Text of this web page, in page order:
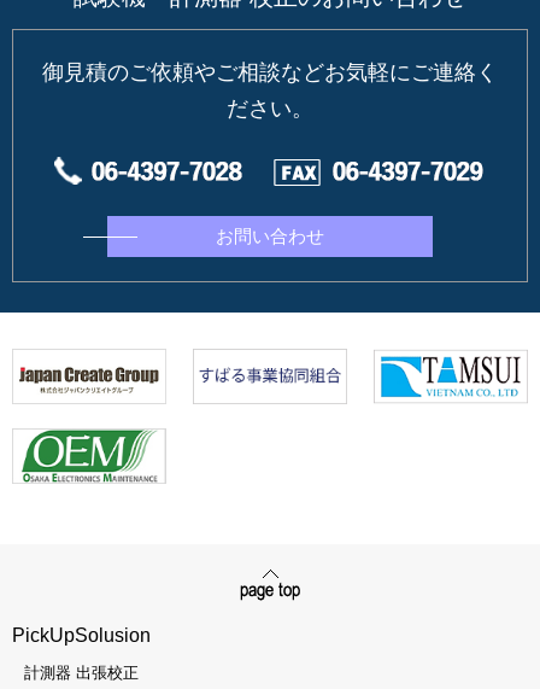
御見積のご依頼やご相談などお気軽にご連絡く
ださい。
お問い合わせ
PickUpSolusion
計測器 出張校正